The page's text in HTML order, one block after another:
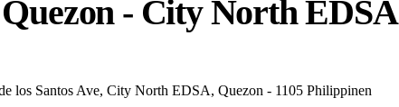
- City North EDSA
los Santos Ave, City North EDSA, Quezon - 1105 Philippinen